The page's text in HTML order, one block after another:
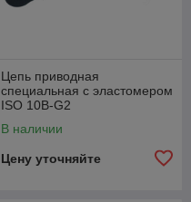
Цепь приводная
специальная с эластомером
ISO 10B-G2
В наличии
Цену уточняйте